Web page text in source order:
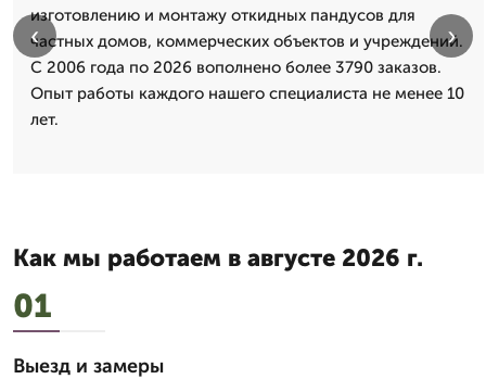
изготовлению и монтажу откидных пандусов для
частных домов, коммерческих объектов и учреждений.
С 2006 года по 2026 вополнено более 3790 заказов.
Опыт работы каждого нашего специалиста не менее 10
лет.
‹ ›
Как мы работаем в августе 2026 г.
01
Выезд и замеры